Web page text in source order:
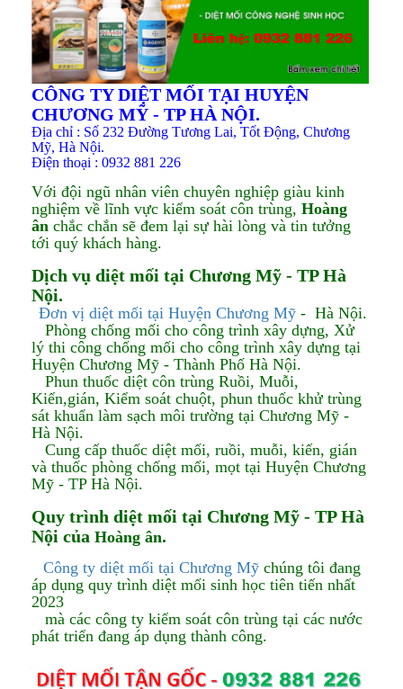
CÔNG TY DIỆT MỐI TẠI HUYỆN
CHƯƠNG MỸ - TP HÀ NỘI.
Địa chỉ : Số 232 Đường Tương Lai, Tốt Động, Chương
Mỹ, Hà Nội.
Điện thoại : 0932 881 226
Với đội ngũ nhân viên chuyên nghiệp giàu kinh
nghiệm về lĩnh vực kiểm soát côn trùng, Hoàng
ân chắc chắn sẽ đem lại sự hài lòng và tin tưởng
tới quý khách hàng.
Dịch vụ diệt mối tại Chương Mỹ - TP Hà
Nội.
Đơn vị diệt mối tại Huyện Chương Mỹ - Hà Nội.
Phòng chống mối cho công trình xây dựng, Xử
lý thi công chống mối cho công trình xây dựng tại
Huyện Chương Mỹ - Thành Phố Hà Nội.
Phun thuốc diệt côn trùng Ruồi, Muỗi,
Kiến,gián, Kiểm soát chuột, phun thuốc khử trùng
sát khuẩn làm sạch môi trường tại Chương Mỹ -
Hà Nội.
Cung cấp thuốc diệt mối, ruồi, muỗi, kiến, gián
và thuốc phòng chống mối, mọt tại Huyện Chương
Mỹ - TP Hà Nội.
Quy trình diệt mối tại Chương Mỹ - TP Hà
Nội của Hoàng ân.
Công ty diệt mối tại Chương Mỹ chúng tôi đang
áp dụng quy trình diệt mối sinh học tiên tiến nhất
2023
mà các công ty kiểm soát côn trùng tại các nước
phát triển đang áp dụng thành công.